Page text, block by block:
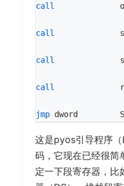
call
call
call
call
jmp dword
这是pyos引导程序
码，它现在已经很简
定一下段寄存器，比